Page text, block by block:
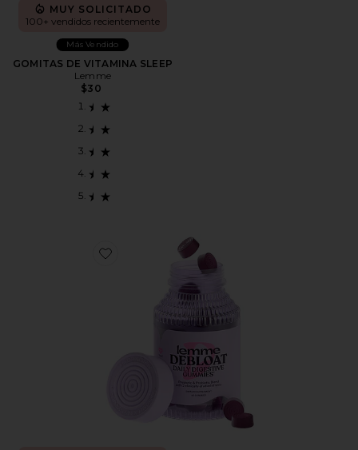
MUY SOLICITADO
100+ vendidos recientemente
Más Vendido
GOMITAS DE VITAMINA SLEEP
Lemme
$30
Favorite GOMITAS DE VITAMINA DEBLOAT